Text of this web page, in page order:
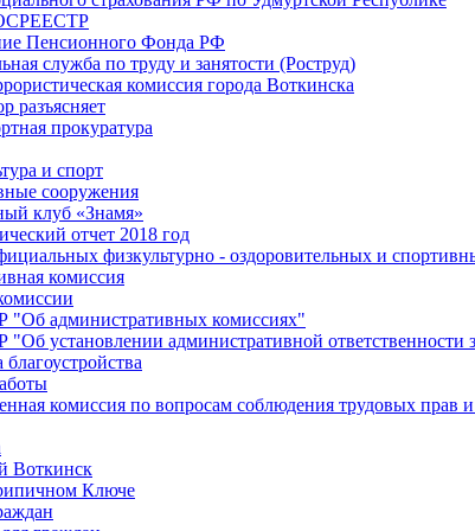
Пенсионного Фонда РФ
служба по труду и занятости (Роструд)
комиссия города Воткинска
разъясняет
прокуратура
и спорт
сооружения
клуб «Знамя»
отчет 2018 год
физкультурно - оздоровительных и
комиссия
"Об административных комиссиях"
"Об установлении административной
комиссия по вопросам соблюдения трудовых прав
Воткинск
Ключе